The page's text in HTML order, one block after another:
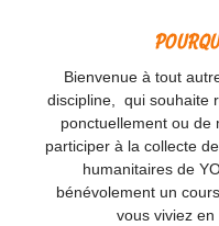
Bienvenue à tout
discipline, qui souhaite
ponctuellement ou de
participer à la collecte
humanitaires de
bénévolement un
vous viviez